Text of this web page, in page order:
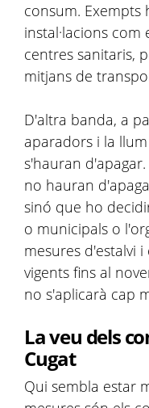
consum.
instal·lacions
centres sanitaris,
mitjans de
D'altra banda, a
aparadors i la
s'hauran
no hauran
sinó que ho
o municipals o
mesures d'estalvi
vigents fins al
no s'aplicarà cap
La veu dels
Cugat
Qui sembla estar